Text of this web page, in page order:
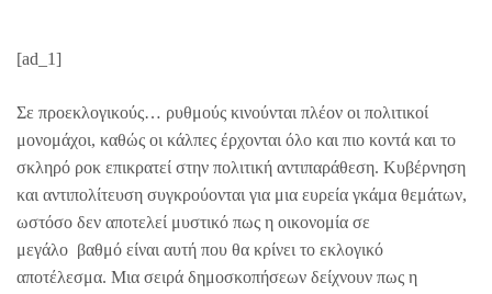
[ad_1]
Σε προεκλογικούς… ρυθμούς κινούνται πλέον οι πολιτικοί
μονομάχοι, καθώς οι κάλπες έρχονται όλο και πιο κοντά και το
σκληρό ροκ επικρατεί στην πολιτική αντιπαράθεση. Κυβέρνηση
και αντιπολίτευση συγκρούονται για μια ευρεία γκάμα θεμάτων,
ωστόσο δεν αποτελεί μυστικό πως η οικονομία σε
μεγάλο βαθμό είναι αυτή που θα κρίνει το εκλογικό
αποτέλεσμα. Μια σειρά δημοσκοπήσεων δείχνουν πως η